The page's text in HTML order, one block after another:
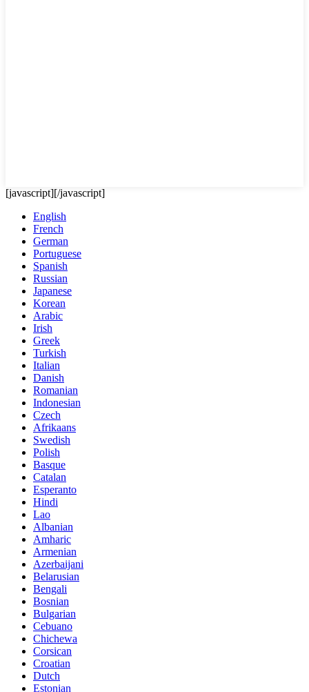
[javascript][/javascript]
English
French
German
Portuguese
Spanish
Russian
Japanese
Korean
Arabic
Irish
Greek
Turkish
Italian
Danish
Romanian
Indonesian
Czech
Afrikaans
Swedish
Polish
Basque
Catalan
Esperanto
Hindi
Lao
Albanian
Amharic
Armenian
Azerbaijani
Belarusian
Bengali
Bosnian
Bulgarian
Cebuano
Chichewa
Corsican
Croatian
Dutch
Estonian